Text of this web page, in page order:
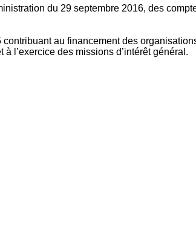
du 29 septembre 2016, des
au financement des
l’exercice des missions d’intérêt général.